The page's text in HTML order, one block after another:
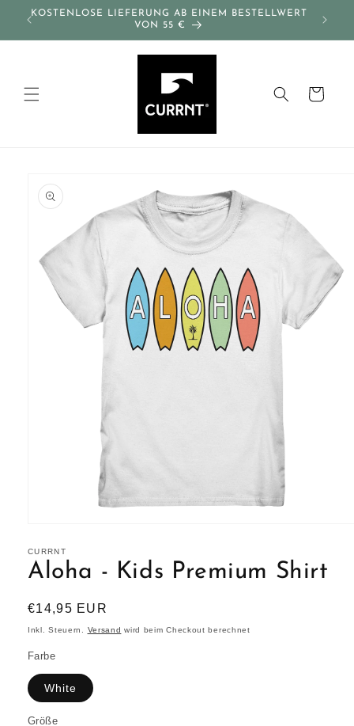
zum
KOSTENLOSE LIEFERUNG AB EINEM BESTELLWERT
VON 55 €
Warenkorb
in
Modal
öffnen
CURRNT
Aloha - Kids Premium Shirt
Normaler
Preis
€14,95 EUR
Inkl. Steuern. Versand wird beim Checkout berechnet
Farbe
White
Größe